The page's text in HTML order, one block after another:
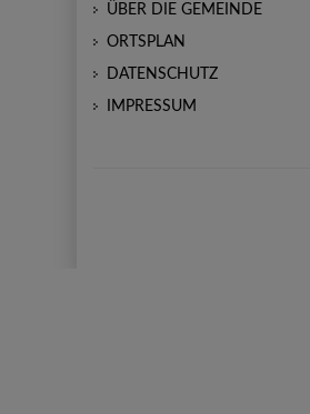
ÜBER DIE GEMEINDE
ORTSPLAN
DATENSCHUTZ
IMPRESSUM